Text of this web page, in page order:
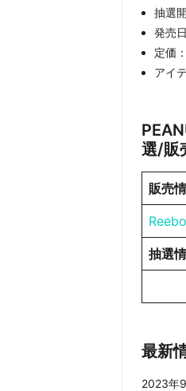
抽選
発売
定価
アイ
選/販
販売
抽選
最新
2023年